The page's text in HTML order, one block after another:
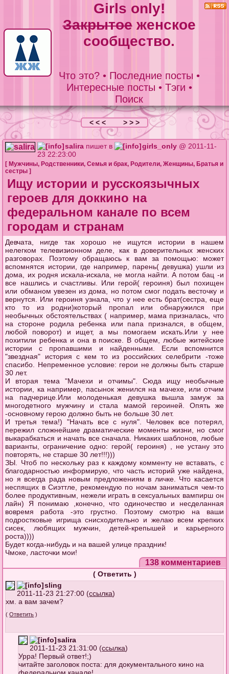
Girls only!
Закрытоеженское
сообщество.
Что это?• Последние посты •
Интересные посты • Тэги •
Поиск
< < < > > >
salira пишет в girls_only @ 2011-11-
23 22:23:00
[ Мужчины, Родственники,Семья и брак, Родители,Женщины, Братья и
сестры ]
Ищу истории и русскоязычных
героев для доккино на
федеральном канале по всем
городам и странам
Девчата, нигде так хорошо не ищутся истории в нашем
нелегком телевизионном деле, как в доверительных женских
разговорах. Поэтому обращаюсь к вам за помощью: может
вспомнятся истории, где например, парень( девушка) ушли из
дома, их родня искала-искала, не могла найти. А потом бац -и
все нашлись и счастливы. Или герой( героиня) был похищен
или обманом увезен из дома, но потом смог подать весточку и
вернутся. Или героиня узнала, что у нее есть брат(сестра, еще
кто то из родни)который пропал или обнаружился при
необычных обстоятельствах ( например, мама призналась, что
на стороне родила ребенка или папа признался, в общем,
любой поворот) и ищет, а мы помогаем искать.Или у нее
похитили ребенка и она в поиске. В общем, любые житейские
истории с пропавшими и найденными. Если вспомнится
"звездная" история с кем то из российских селебрити -тоже
спасибо. Непременное условие: герои не должны быть старше
30 лет.
И вторая тема "Мачехи и отчимы". Сюда ищу необычные
истории, ка например, пасынок женился на мачехе, или отчим
на падчерице.Или молоденькая девушка вышла замуж за
многодетного мужчину и стала мамой героиней. Опять же
-основному герою должно быть не больше 30 лет.
И третья тема!) "Начать все с нуля". Человек все потерял,
пережил сложнейшие драматические моменты жизни, но смог
выкарабкаться и начать все сначала. Никаких шаблонов, любые
варианты, ограничение одно: герой( героиня) , не устану это
повторять, не старше 30 лет!!!)))
ЗЫ. Чтоб по нескольку раз к каждому комменту не вставать, с
благодарностью информирую, что часть историй уже найдена,
но я всегда рада новым предложениям в личке. Что касается
неспящих в Сиэттле, рекомендую по ночам заниматься чем-то
более продуктивным, нежели играть в сексуальных вампирш он
лайн) Я понимаю ,конечно, что одиночество и несделанная
вовремя работа -это грустно. Поэтому смотрю на ваши
подростковые игрища снисходительно и желаю всем крепких
сисек, любящих мужчин, детей-крепышей и карьерного
роста))))
Будет когда-нибудь и на вашей улице праздник!
Чмоке, ласточки мои!
138 комментариев
( Ответить )
sling
2011-11-23 21:27:00 (ссылка)
хм. а вам зачем?
(Ответить )
salira
2011-11-23 21:31:00 (ссылка)
Урра! Первый ответ!;)
читайте заголовок поста: для документального кино на